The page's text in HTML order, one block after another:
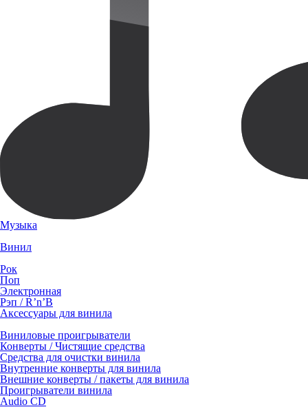
Музыка
Винил
Рок
Поп
Электронная
Рэп / R’n’B
Аксессуары для винила
Виниловые проигрыватели
Конверты / Чистящие средства
Средства для очистки винила
Внутренние конверты для винила
Внешние конверты / пакеты для винила
Проигрыватели винила
Audio CD